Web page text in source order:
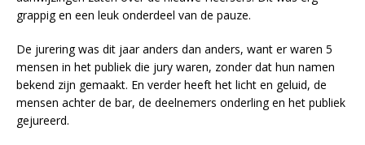
grappig en een leuk onderdeel van de pauze.
De jurering was dit jaar anders dan anders, want er waren 5
mensen in het publiek die jury waren, zonder dat hun namen
bekend zijn gemaakt. En verder heeft het licht en geluid, de
mensen achter de bar, de deelnemers onderling en het publiek
gejureerd.